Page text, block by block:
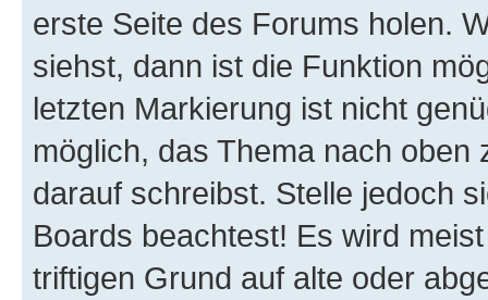
erste Seite des Forums holen.
siehst, dann ist die Funktion
letzten Markierung ist nicht
möglich, das Thema nach oben
darauf schreibst. Stelle jedoch
Boards beachtest! Es wird
triftigen Grund auf alte oder